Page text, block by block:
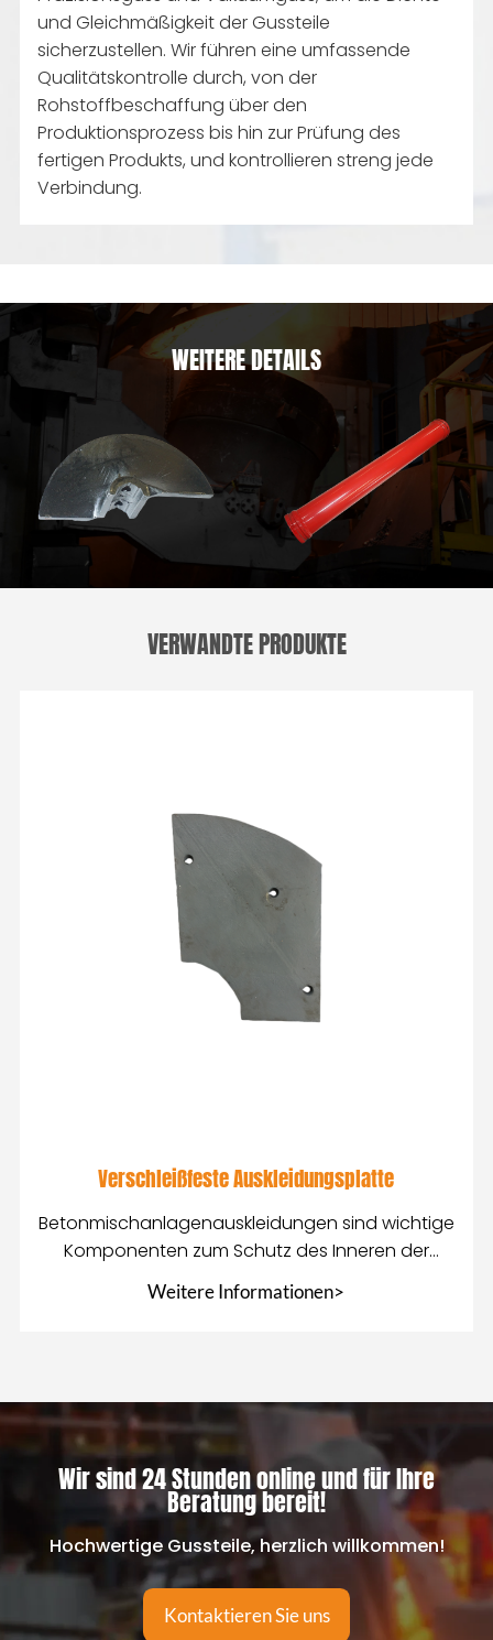
und Gleichmäßigkeit der Gussteile
sicherzustellen. Wir führen eine umfassende
Qualitätskontrolle durch, von der
Rohstoffbeschaffung über den
Produktionsprozess bis hin zur Prüfung des
fertigen Produkts, und kontrollieren streng jede
Verbindung.
WEITERE DETAILS
VERWANDTE PRODUKTE
Verschleißfeste Auskleidungsplatte
Betonmischanlagenauskleidungen sind wichtige
Komponenten zum Schutz des Inneren der
Mischanlage
Weitere Informationen>
Wir sind 24 Stunden online und für Ihre
Beratung bereit!
Hochwertige Gussteile, herzlich willkommen!
Kontaktieren Sie uns